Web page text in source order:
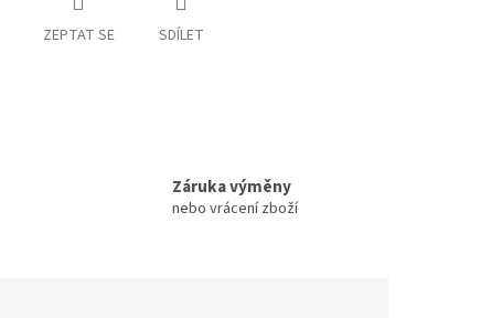
ZEPTAT SE SDÍLET
Záruka výměny
nebo vrácení zboží